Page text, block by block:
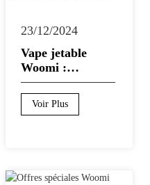
23/12/2024
Vape jetable
Woomi :
répandre la
joie des fêtes
aux vapoteurs
Voir Plus
un mélange de
tradition et de
style de vie
moderne
Arias Voir Plus